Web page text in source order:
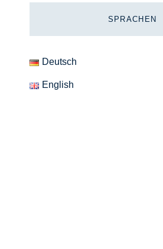
SPRACHEN
Deutsch
English